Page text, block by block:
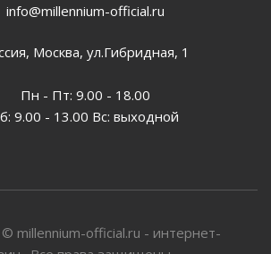
info@millennium-official.ru
Москва, ул.Гибридная, 1
Пн - Пт: 9.00 - 18.00
9.00 - 13.00 Вс: выходной
millennium-official.ru - интернет-